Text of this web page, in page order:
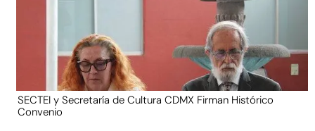
SECTEI y Secretaría de Cultura CDMX Firman Histórico
Convenio